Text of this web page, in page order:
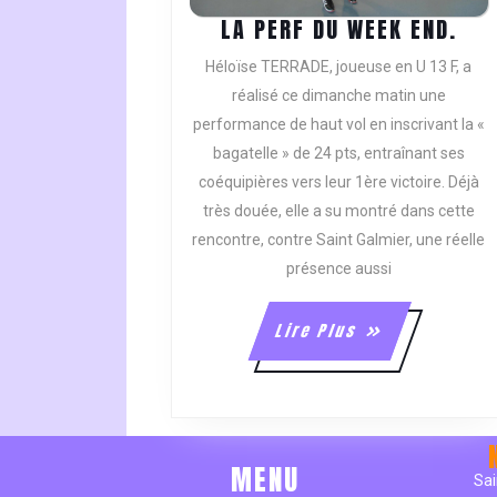
LA PERF DU WEEK END.LA
PERF
DU
END.
Héloïse TERRADE, joueuse en U 13 F, a
réalisé ce dimanche matin une
performance de haut vol en inscrivant la «
bagatelle » de 24 pts, entraînant ses
coéquipières vers leur 1ère victoire. Déjà
très douée, elle a su montré dans cette
rencontre, contre Saint Galmier, une réelle
présence aussi
Lire Plus
Lire
Plus
MENU